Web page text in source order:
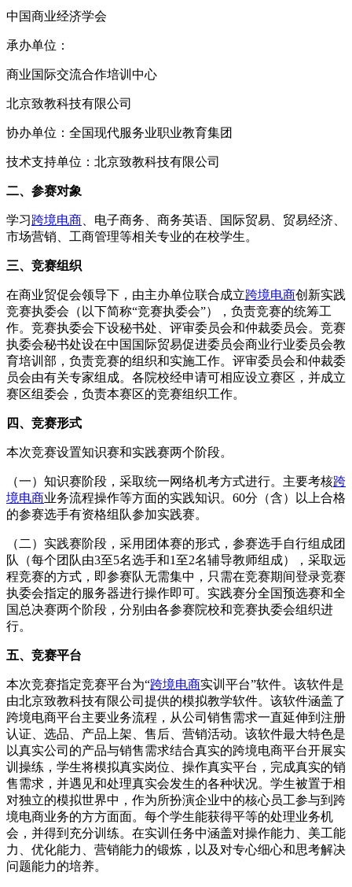
中国商业经济学会
承办单位：
商业国际交流合作培训中心
北京致教科技有限公司
协办单位：全国现代服务业职业教育集团
技术支持单位：北京致教科技有限公司
二、参赛对象
学习跨境电商 、电子商务、商务英语、国际贸易、贸易经济、
市场营销、工商管理等相关专业的在校学生。
三、竞赛组织
在商业贸促会领导下，由主办单位联合成立跨境电商创新实践
竞赛执委会（以下简称“竞赛执委会”），负责竞赛的统筹工
作。竞赛执委会下设秘书处、评审委员会和仲裁委员会。竞赛
执委会秘书处设在中国国际贸易促进委员会商业行业委员会教
育培训部，负责竞赛的组织和实施工作。评审委员会和仲裁委
员会由有关专家组成。各院校经申请可相应设立赛区，并成立
赛区组委会，负责本赛区的竞赛组织工作。
四、竞赛形式
本次竞赛设置知识赛和实践赛两个阶段。
（一）知识赛阶段，采取统一网络机考方式进行。主要考核跨
境电商业务流程操作等方面的实践知识。60分（含）以上合格
的参赛选手有资格组队参加实践赛。
（二）实践赛阶段，采用团体赛的形式，参赛选手自行组成团
队（每个团队由3至5名选手和1至2名辅导教师组成），采取远
程竞赛的方式，即参赛队无需集中，只需在竞赛期间登录竞赛
执委会指定的服务器进行操作即可。实践赛分全国预选赛和全
国总决赛两个阶段，分别由各参赛院校和竞赛执委会组织进
行。
五、竞赛平台
本次竞赛指定竞赛平台为“跨境电商实训平台”软件。该软件是
由北京致教科技有限公司提供的模拟教学软件。该软件涵盖了
跨境电商平台主要业务流程，从公司销售需求一直延伸到注册
认证、选品、产品上架、售后、营销活动。该软件最大特色是
以真实公司的产品与销售需求结合真实的跨境电商平台开展实
训操练，学生将模拟真实岗位、操作真实平台，完成真实的销
售需求，并遇见和处理真实会发生的各种状况。学生被置于相
对独立的模拟世界中，作为所扮演企业中的核心员工参与到跨
境电商业务的方方面面。每个学生能获得平等的处理业务机
会，并得到充分训练。在实训任务中涵盖对操作能力、美工能
力、优化能力、营销能力的锻炼，以及对专心细心和思考解决
问题能力的培养。